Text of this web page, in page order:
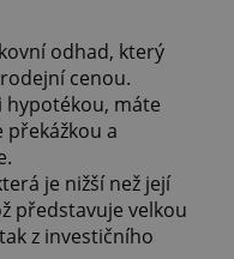
odhad, který
cenou.
hypotékou, máte
a
je nižší než její
představuje velkou
z investičního